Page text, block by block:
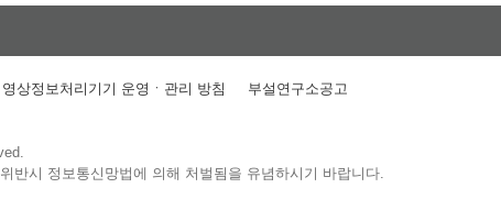
영상정보처리기기 운영ㆍ관리 방침 부설연구소공고
반시 정보통신망법에 의해 처벌됨을 유념하시기 바랍니다.